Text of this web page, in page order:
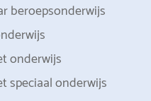
beroepsonderwijs
onderwijs
speciaal onderwijs